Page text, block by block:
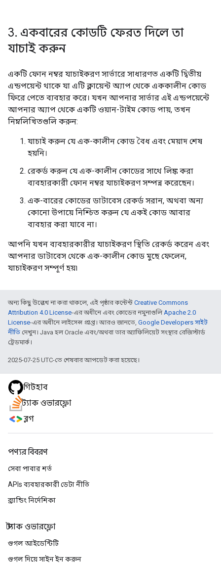
3. একবারের কোডটি ফেরত দিলে তা
যাচাই করুন
একটি ফোন নম্বর যাচাইকরণ সার্ভারে সাধারণত একটি দ্বিতীয়
এন্ডপয়েন্ট থাকে যা এটি ক্লায়েন্ট অ্যাপ থেকে এককালীন কোড
ফিরে পেতে ব্যবহার করে। যখন আপনার সার্ভার এই এন্ডপয়েন্টে
আপনার অ্যাপ থেকে একটি ওয়ান-টাইম কোড পায়, তখন
নিম্নলিখিতগুলি করুন:
যাচাই করুন যে এক-কালীন কোড বৈধ এবং মেয়াদ শেষ
হয়নি।
রেকর্ড করুন যে এক-কালীন কোডের সাথে লিঙ্ক করা
ব্যবহারকারী ফোন নম্বর যাচাইকরণ সম্পন্ন করেছেন।
এক-বারের কোডের ডাটাবেস রেকর্ড সরান, অথবা অন্য
কোনো উপায়ে নিশ্চিত করুন যে একই কোড আবার
ব্যবহার করা যাবে না।
আপনি যখন ব্যবহারকারীর যাচাইকরণ স্থিতি রেকর্ড করেন এবং
আপনার ডাটাবেস থেকে এক-কালীন কোড মুছে ফেলেন,
যাচাইকরণ সম্পূর্ণ হয়৷
অন্য কিছু উল্লেখ না করা থাকলে, এই পৃষ্ঠার কন্টেন্ট Creative Commons
Attribution 4.0 License-এর অধীনে এবং কোডের নমুনাগুলিApache 2.0
License-এর অধীনে লাইসেন্স প্রাপ্ত। আরও জানতে, Google Developers সাইট
নীতি দেখুন। Java হল Oracle এবং/অথবা তার অ্যাফিলিয়েট সংস্থার রেজিস্টার্ড
ট্রেডমার্ক।
2025-07-25 UTC-তে শেষবার আপডেট করা হয়েছে।
গিটহাব
স্ট্যাক ওভারফ্লো
ব্লগ
পণ্যর বিবরণ
সেবা পাবার শর্ত
APIs ব্যবহারকারী ডেটা নীতি
ব্র্যান্ডিং নির্দেশিকা
স্ট্যাক ওভারফ্লো
গুগল আইডেন্টিটি
গুগল দিয়ে সাইন ইন করুন